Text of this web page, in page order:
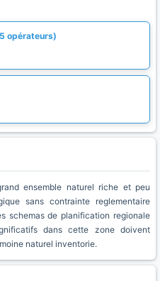
opérateurs)
ensemble naturel riche et peu
sans contrainte reglementaire
schemas de planification regionale
dans cette zone doivent
naturel inventorie.